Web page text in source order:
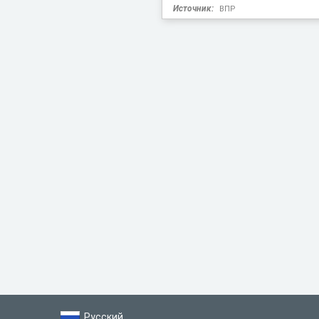
Источник: ВПР